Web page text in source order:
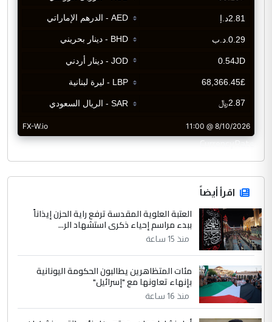
CurrencyRate
اقرأ أيضاً
العتبة العلوية المقدسة ترفع راية الحزن إيذاناً
ببدء مراسم إحياء ذكرى استشهاد الر...
منذ 15 ساعة
مئات المتظاهرين يطالبون الحكومة اليونانية
بإنهاء تعاونها مع "إسرائيل"
منذ 16 ساعة